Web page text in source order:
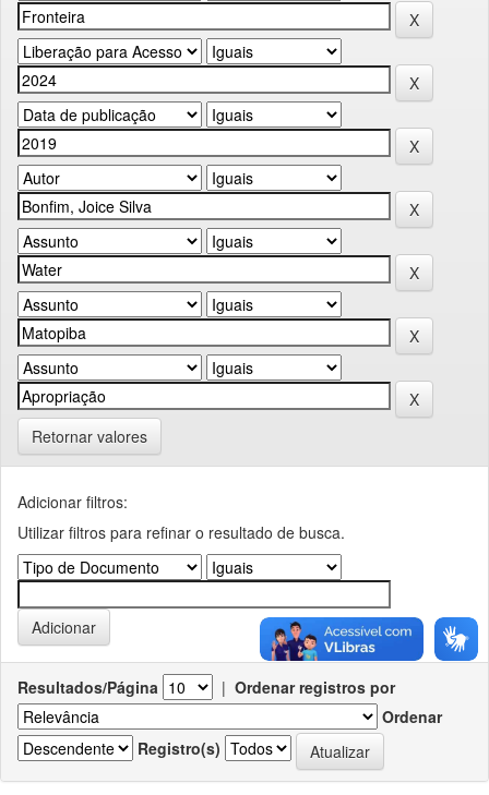
Retornar valores
Adicionar filtros:
Utilizar filtros para refinar o resultado de busca.
Resultados/Página | Ordenar registros por
Ordenar
Registro(s)